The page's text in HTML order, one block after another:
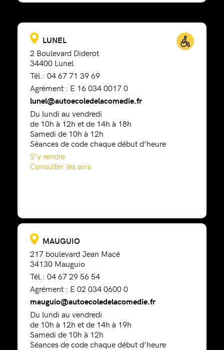
LUNEL
2 Boulevard Diderot
34400 Lunel
Tél.: 04 67 71 39 69
Agrément : E 16 034 0017 0
lunel@autoecoledelacomedie.fr
Du lundi au vendredi
de 10h à 12h et de 14h à 18h
Samedi de 10h à 12h
Séances de code chaque début d’heure
S’y rendre
Consulter les avis
MAUGUIO
217 boulevard Jean Macé
34130 Mauguio
Tél.: 04 67 29 56 54
Agrément : E 02 034 0600 0
mauguio@autoecoledelacomedie.fr
Du lundi au vendredi
de 10h à 12h et de 14h à 19h
Samedi de 10h à 12h
Séances de code chaque début d’heure